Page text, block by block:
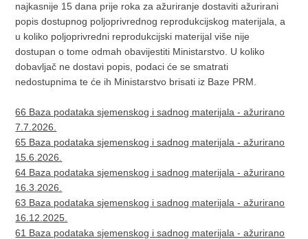
najkasnije 15 dana prije roka za ažuriranje dostaviti ažurirani
popis dostupnog poljoprivrednog reprodukcijskog materijala, a
u koliko poljoprivredni reprodukcijski materijal više nije
dostupan o tome odmah obavijestiti Ministarstvo. U koliko
dobavljač ne dostavi popis, podaci će se smatrati
nedostupnima te će ih Ministarstvo brisati iz Baze PRM.
66 Baza podataka sjemenskog i sadnog materijala - ažurirano
7.7.2026.
65 Baza podataka sjemenskog i sadnog materijala - ažurirano
15.6.2026.
64 Baza podataka sjemenskog i sadnog materijala - ažurirano
16.3.2026.
63 Baza podataka sjemenskog i sadnog materijala - ažurirano
16.12.2025.
61 Baza podataka sjemenskog i sadnog materijala - ažurirano